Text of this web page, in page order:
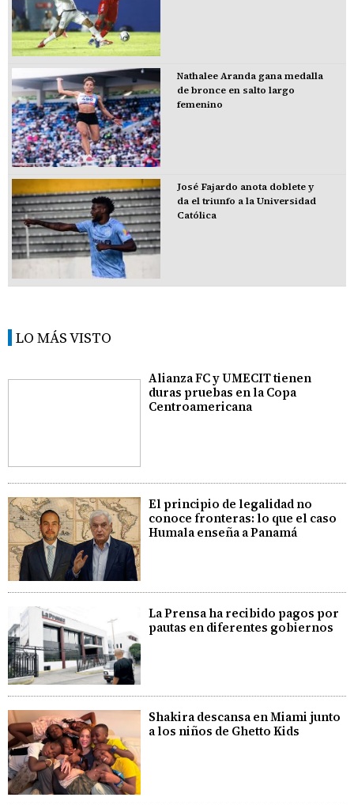
Nathalee Aranda gana medalla
de bronce en salto largo
femenino
José Fajardo anota doblete y
da el triunfo a la Universidad
Católica
LO MÁS VISTO
Alianza FC y UMECIT tienen
duras pruebas en la Copa
Centroamericana
El principio de legalidad no
conoce fronteras: lo que el caso
Humala enseña a Panamá
La Prensa ha recibido pagos por
pautas en diferentes gobiernos
Shakira descansa en Miami junto
a los niños de Ghetto Kids